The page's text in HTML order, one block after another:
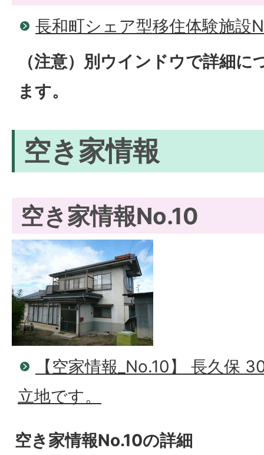
長和町シェア型移住体験施設
（注意）別ウインドウで詳細
ます。
空き家情報
空き家情報No.10
【空家情報_No.10】 長久保
立地です。
空き家情報No.10の詳細